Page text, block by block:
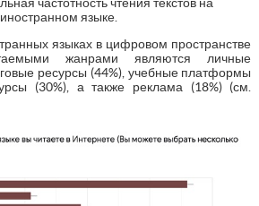
иностранном языке.
языках в цифровом пространстве
жанрами являются личные
ресурсы (44%), учебные платформы
(30%), а также реклама (18%) (см.